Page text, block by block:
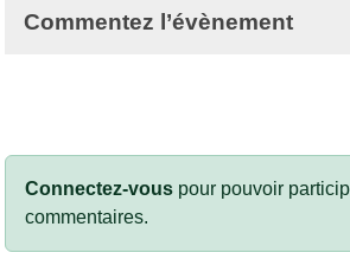
Commentez l’évènement
Connectez-vous pour pouvoir
commentaires.